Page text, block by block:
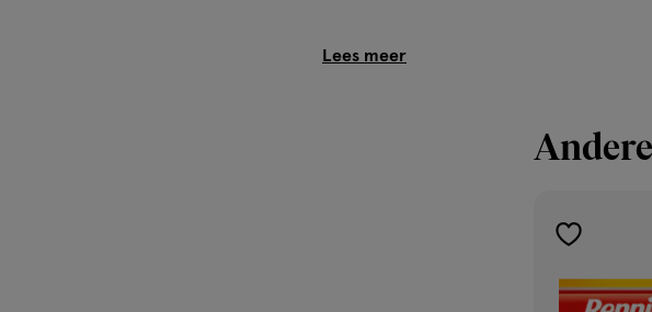
toevoegen
aan
verlanglijst